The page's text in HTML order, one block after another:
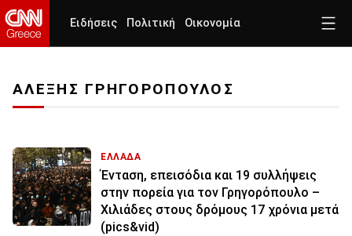
Ειδήσεις Πολιτική Οικονομία
ΑΛΕΞΗΣ ΓΡΗΓΟΡΟΠΟΥΛΟΣ
ΕΛΛΑΔΑ
Ένταση, επεισόδια και 19 συλλήψεις
στην πορεία για τον Γρηγορόπουλο –
Χιλιάδες στους δρόμους 17 χρόνια μετά
(pics&vid)